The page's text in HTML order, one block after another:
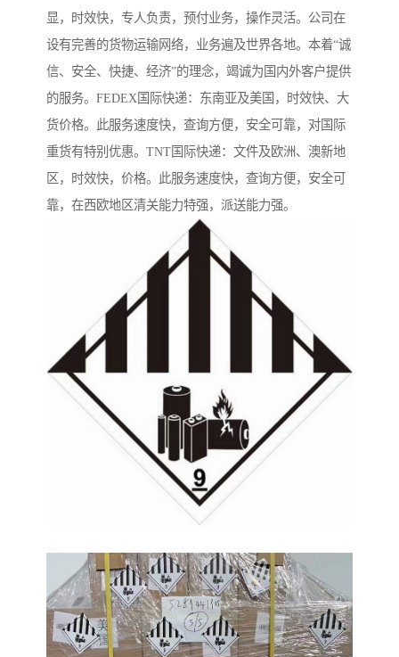
显，时效快，专人负责，预付业务，操作灵活。公司在
设有完善的货物运输网络，业务遍及世界各地。本着“诚
信、安全、快捷、经济”的理念，竭诚为国内外客户提供
的服务。FEDEX国际快递：东南亚及美国，时效快、大
货价格。此服务速度快，查询方便，安全可靠，对国际
重货有特别优惠。TNT国际快递：文件及欧洲、澳新地
区，时效快，价格。此服务速度快，查询方便，安全可
靠，在西欧地区清关能力特强，派送能力强。